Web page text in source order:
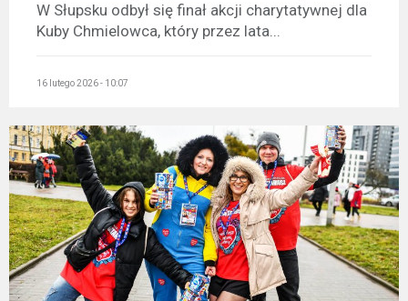
W Słupsku odbył się finał akcji charytatywnej dla
Kuby Chmielowca, który przez lata...
16 lutego 2026 - 10:07